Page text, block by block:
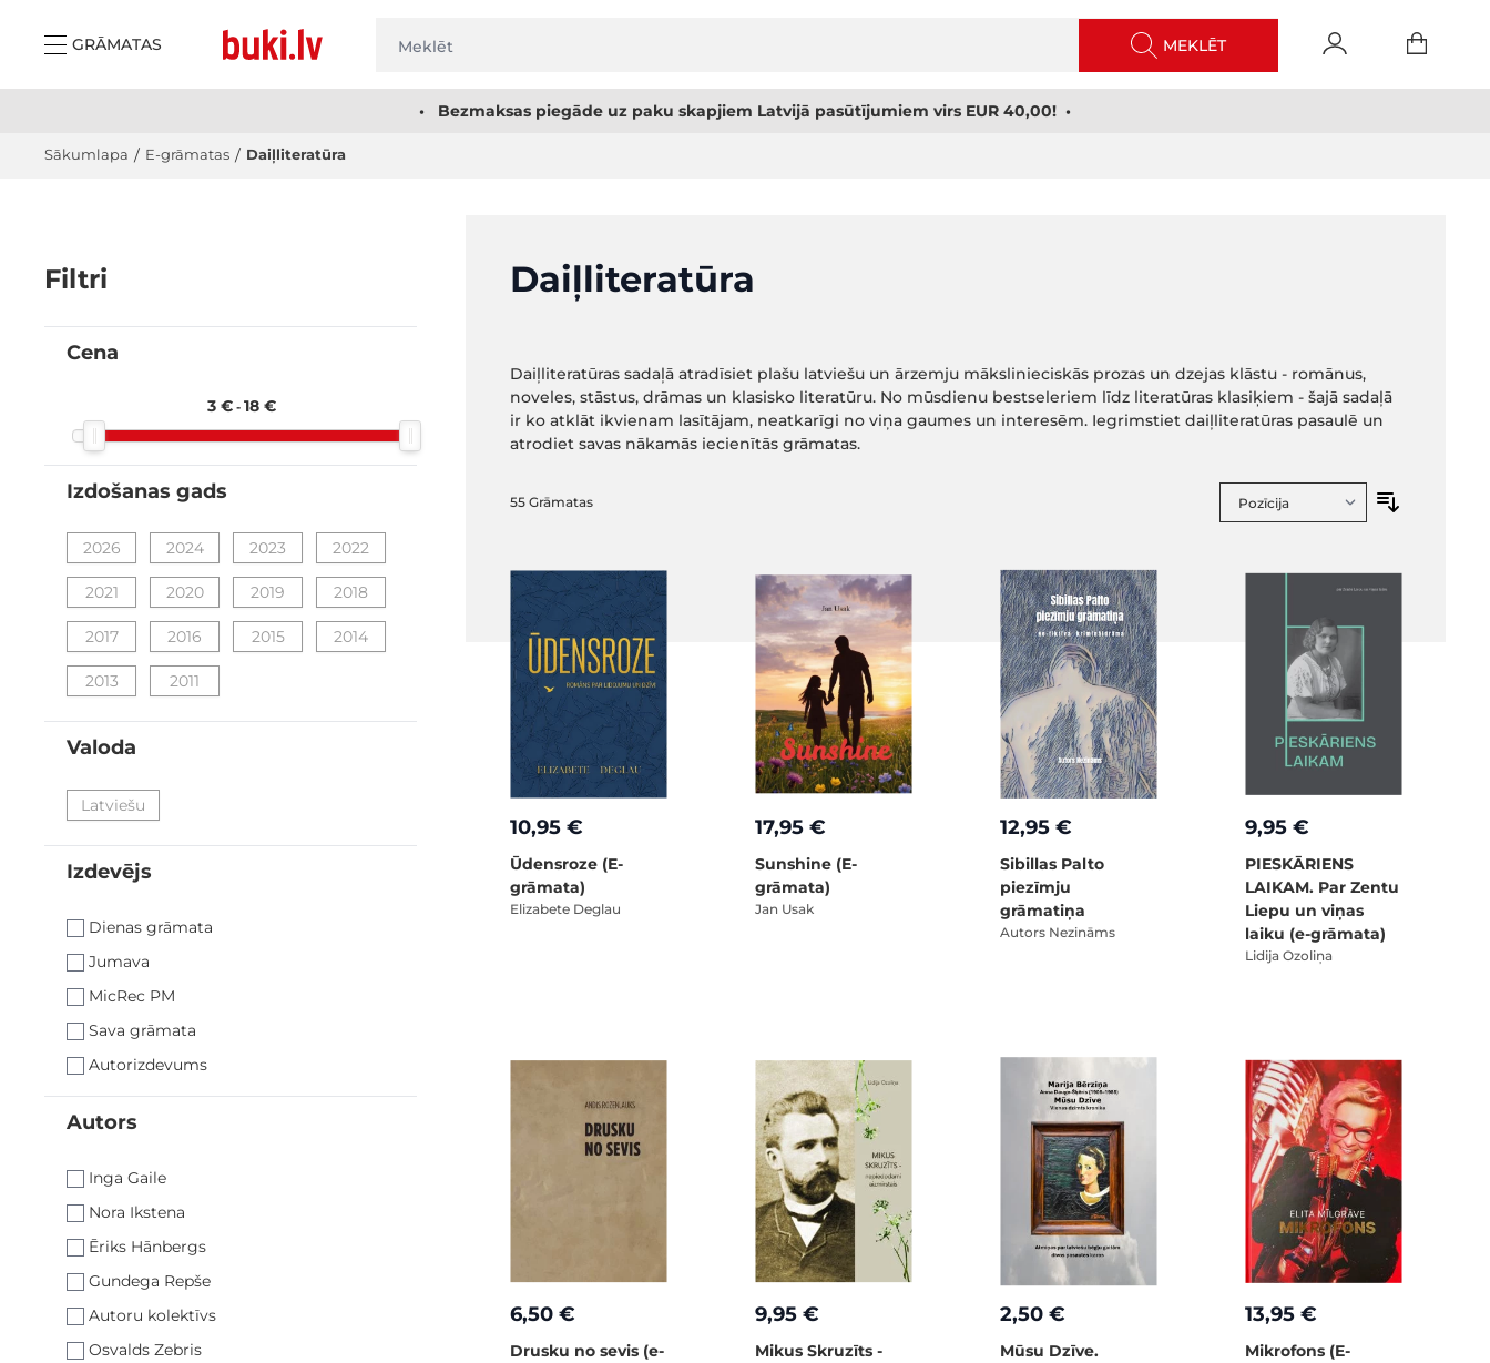
GRĀMATAS
MEKLĒT
• Bezmaksas piegāde uz paku skapjiem Latvijā pasūtījumiem virs EUR 40,00! •
Sākumlapa / E-grāmatas / Daiļliteratūra
Filtri
Cena
3 € - 18 €
Izdošanas gads
2026
2024 2023 2022
2021 2020 2019 2018
2017 2016 2015 2014
2013 2011
Valoda
Latviešu
Izdevējs
Dienas grāmata
Jumava
MicRec PM
Sava grāmata
Autorizdevums
Autors
Inga Gaile
Nora Ikstena
Ēriks Hānbergs
Gundega Repše
Autoru kolektīvs
Osvalds Zebris
Daiļliteratūra
Daiļliteratūras sadaļā atradīsiet plašu latviešu un ārzemju mākslinieciskās prozas un dzejas klāstu - romānus,
noveles, stāstus, drāmas un klasisko literatūru. No mūsdienu bestseleriem līdz literatūras klasiķiem - šajā sadaļā
ir ko atklāt ikvienam lasītājam, neatkarīgi no viņa gaumes un interesēm. Iegrimstiet daiļliteratūras pasaulē un
atrodiet savas nākamās iecienītās grāmatas.
55 Grāmatas
10,95 €
Ūdensroze (E-
grāmata)
Elizabete Deglau
17,95 €
Sunshine (E-
grāmata)
Jan Usak
12,95 €
Sibillas Palto
piezīmju
grāmatiņa
Autors Nezināms
9,95 €
PIESKĀRIENS
LAIKAM. Par Zentu
Liepu un viņas
laiku (e-grāmata)
Lidija Ozoliņa
6,50 €
Drusku no sevis (e-
9,95 €
Mikus Skruzīts -
2,50 €
Mūsu Dzīve.
13,95 €
Mikrofons (E-